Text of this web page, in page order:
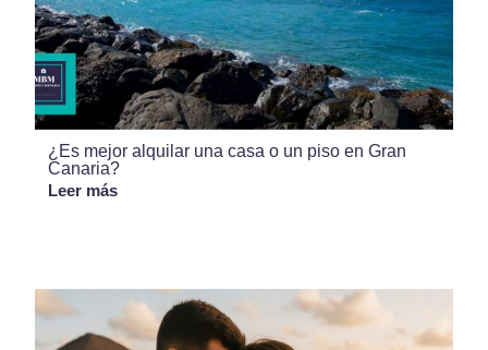
¿Es mejor alquilar una casa o un piso en Gran
Canaria?
Leer más